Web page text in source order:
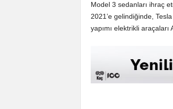
Model 3 sedanları ihraç
2021’e gelindiğinde,
yapımı elektrikli araçaları